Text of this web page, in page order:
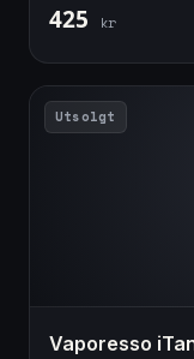
425 kr
Utsolgt
Vaporesso